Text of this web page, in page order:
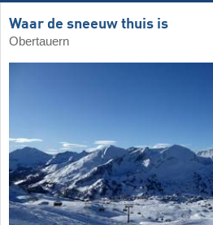
Waar de sneeuw thuis is
Obertauern